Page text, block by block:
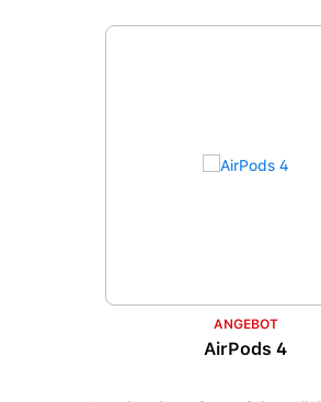
Produktgalerie überspringen
ANGEBOT
AirPods 4